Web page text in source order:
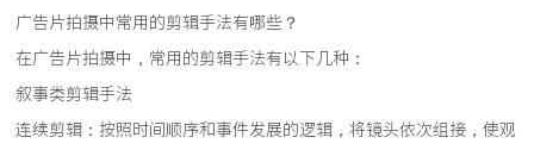
广告片拍摄中常用的剪辑手法有哪些？
在广告片拍摄中，常用的剪辑手法有以下几种：
叙事类剪辑手法
连续剪辑：按照时间顺序和事件发展的逻辑，将镜头依次组接，使观